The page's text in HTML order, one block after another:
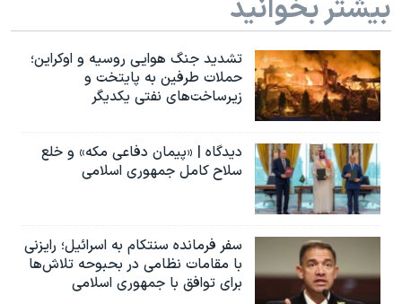
بیشتر بخوانید
تشدید جنگ هوایی روسیه و اوکراین؛
حملات طرفین به پایتخت‌ و
زیرساخت‌های نفتی یکدیگر
دیدگاه | «پیمان دفاعی مکه» و خلع
سلاح کامل جمهوری اسلامی
سفر فرمانده سنتکام به اسرائیل؛ رایزنی
با مقامات نظامی در بحبوحه تلاش‌ها
برای توافق با جمهوری اسلامی